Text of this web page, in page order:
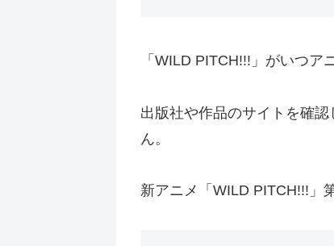
「WILD PITCH!!!」がいつア
出版社や作品のサイトを確
ん。
新アニメ「WILD PITCH!!!」